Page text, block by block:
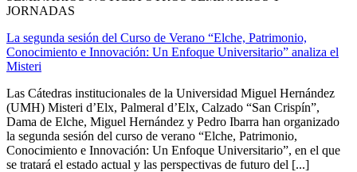
JORNADAS
La segunda sesión del Curso de Verano “Elche, Patrimonio,
Conocimiento e Innovación: Un Enfoque Universitario” analiza el
Misteri
Las Cátedras institucionales de la Universidad Miguel Hernández
(UMH) Misteri d’Elx, Palmeral d’Elx, Calzado “San Crispín”,
Dama de Elche, Miguel Hernández y Pedro Ibarra han organizado
la segunda sesión del curso de verano “Elche, Patrimonio,
Conocimiento e Innovación: Un Enfoque Universitario”, en el que
se tratará el estado actual y las perspectivas de futuro del [...]